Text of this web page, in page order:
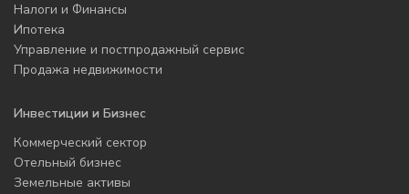
Налоги и Финансы
Ипотека
Управление и постпродажный сервис
Продажа недвижимости
Инвестиции и Бизнес
Коммерческий сектор
Отельный бизнес
Земельные активы